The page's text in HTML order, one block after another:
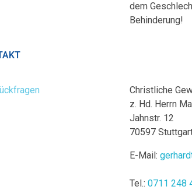
dem
Behinderung!
Christliche
z. Hd. Herrn
Jahnstr. 12
70597
E-Mail:
Tel.:0711 248